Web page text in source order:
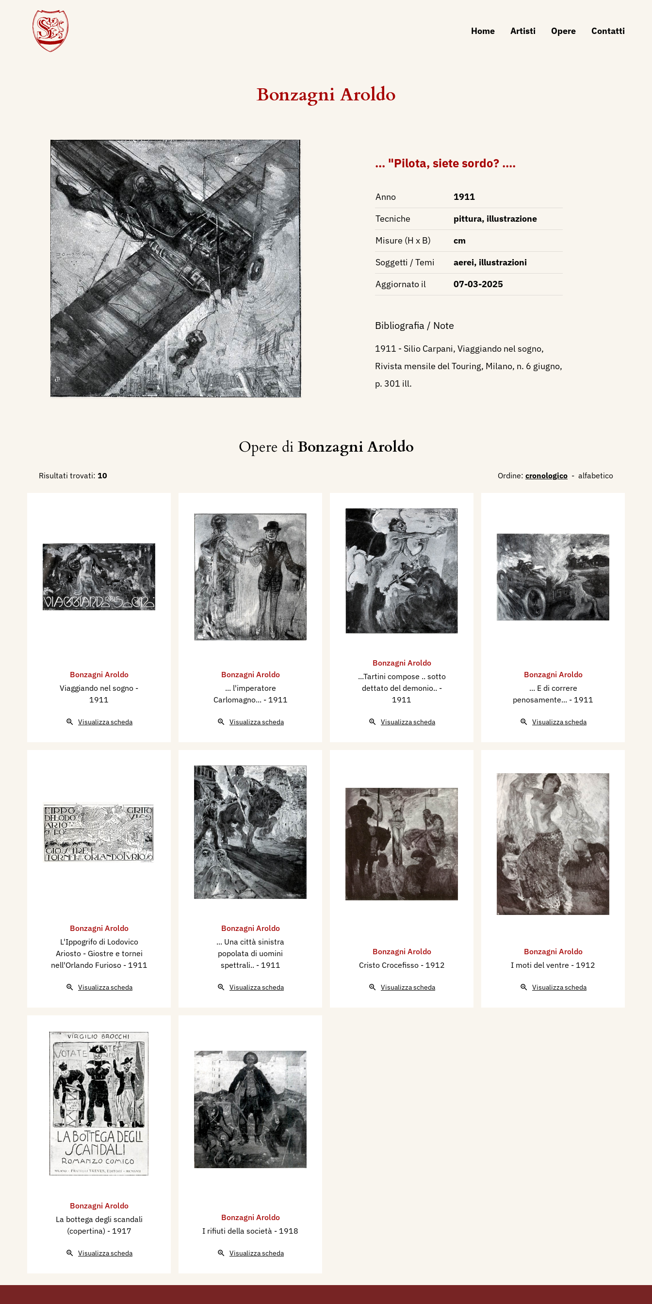
Home Artisti Opere Contatti
Bonzagni Aroldo
... "Pilota, siete sordo? ....
Anno
1911
Tecniche
pittura, illustrazione
Misure (H x B)
cm
Soggetti / Temi
aerei, illustrazioni
Aggiornato il
07-03-2025
Bibliografia / Note
1911 - Silio Carpani, Viaggiando nel sogno,
Rivista mensile del Touring, Milano, n. 6 giugno,
p. 301 ill.
Opere diBonzagni Aroldo
Risultati trovati: 10 Ordine: cronologico - alfabetico
Bonzagni Aroldo
Viaggiando nel sogno -
1911
Visualizza scheda
Bonzagni Aroldo
... l'imperatore
Carlomagno... - 1911
Visualizza scheda
Bonzagni Aroldo
...Tartini compose .. sotto
dettato del demonio.. -
1911
Visualizza scheda
Bonzagni Aroldo
... E di correre
penosamente... - 1911
Visualizza scheda
Bonzagni Aroldo
L'Ippogrifo di Lodovico
Ariosto - Giostre e tornei
nell'Orlando Furioso - 1911
Visualizza scheda
Bonzagni Aroldo
... Una città sinistra
popolata di uomini
spettrali.. - 1911
Visualizza scheda
Bonzagni Aroldo
Cristo Crocefisso - 1912
Visualizza scheda
Bonzagni Aroldo
I moti del ventre - 1912
Visualizza scheda
Bonzagni Aroldo
La bottega degli scandali
(copertina) - 1917
Visualizza scheda
Bonzagni Aroldo
I rifiuti della società - 1918
Visualizza scheda